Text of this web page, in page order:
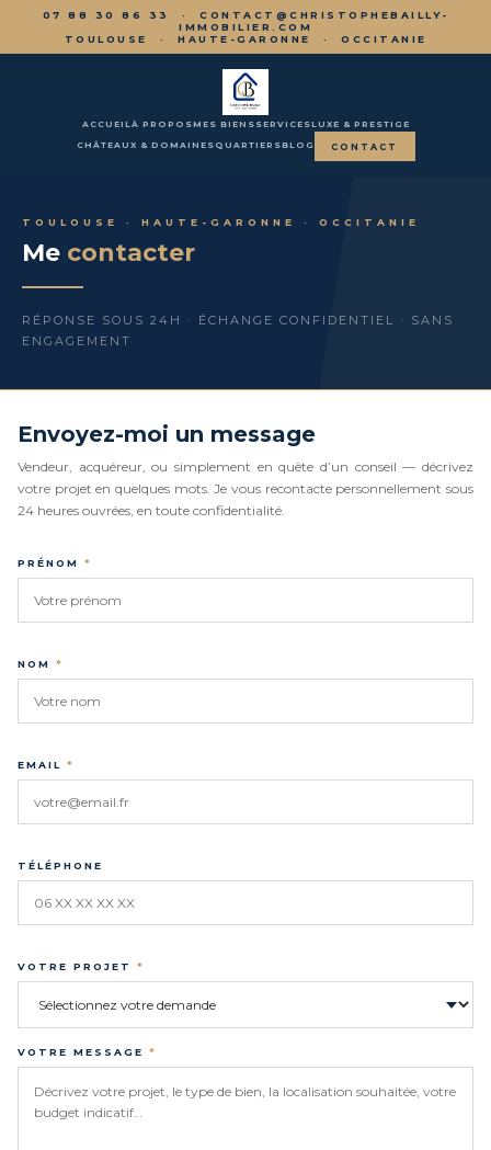
07 88 30 86 33 · CONTACT@CHRISTOPHEBAILLY-
IMMOBILIER.COM
TOULOUSE · HAUTE-GARONNE · OCCITANIE
ACCUEILÀ PROPOSMES BIENS SERVICESLUXE & PRESTIGE
CHÂTEAUX & DOMAINES QUARTIERSBLOG CONTACT
TOULOUSE · HAUTE-GARONNE · OCCITANIE
Me contacter
RÉPONSE SOUS 24H · ÉCHANGE CONFIDENTIEL · SANS
ENGAGEMENT
Envoyez-moi un message
Vendeur, acquéreur, ou simplement en quête d’un conseil — décrivez
votre projet en quelques mots. Je vous recontacte personnellement sous
24 heures ouvrées, en toute confidentialité.
PRÉNOM *
NOM *
EMAIL *
TÉLÉPHONE
VOTRE PROJET *
VOTRE MESSAGE *